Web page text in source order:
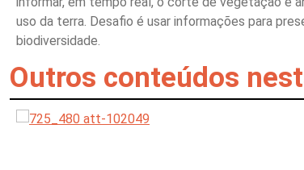
uso da terra. Desafio é usar informações para
biodiversidade.
Outros conteúdos